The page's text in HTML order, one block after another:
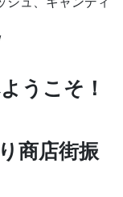
うこそ！
商店街振